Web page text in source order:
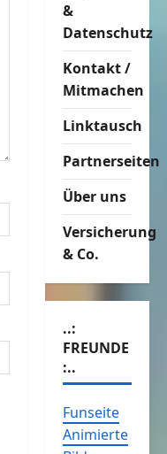
&
Datenschutz
Kontakt /
Mitmachen
Linktausch
Partnerseiten
Über uns
Versicherung
& Co.
..:
FREUNDE
:..
Funseite
Animierte